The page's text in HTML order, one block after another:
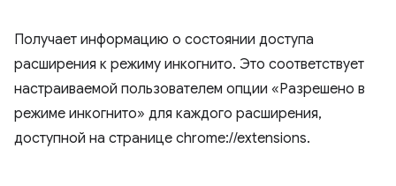
Получает информацию о состоянии доступа
расширения к режиму инкогнито. Это соответствует
настраиваемой пользователем опции «Разрешено в
режиме инкогнито» для каждого расширения,
доступной на странице chrome://extensions.